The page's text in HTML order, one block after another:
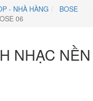
- NHÀ HÀNG
BOSE
06
NHẠC NỀN